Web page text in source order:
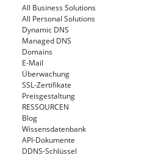
All Business Solutions
All Personal Solutions
Dynamic DNS
Managed DNS
Domains
E-Mail
Überwachung
SSL-Zertifikate
Preisgestaltung
RESSOURCEN
Blog
Wissensdatenbank
API-Dokumente
DDNS-Schlüssel